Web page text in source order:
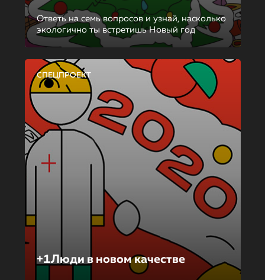
Ответь на семь вопросов и узнай, насколько
экологично ты встретишь Новый год
СПЕЦПРОЕКТ
+1Люди в новом качестве